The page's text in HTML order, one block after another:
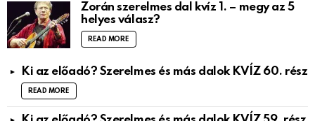
Zorán szerelmes dal kvíz 1. – megy az 5
helyes válasz?
READ MORE
Ki az előadó? Szerelmes és más dalok KVÍZ 60. rész
READ MORE